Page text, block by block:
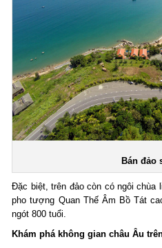
Bán đảo
Đặc biệt, trên đảo còn có ngôi chùa
pho tượng Quan Thế Âm Bồ Tát
ngót 800 tuổi.
Khám phá không gian châu Âu